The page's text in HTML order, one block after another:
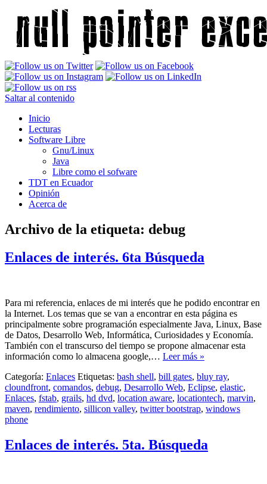
Saltar al contenido
Inicio
Lecturas
Software Libre
Gnu/Linux
Java
Libre como el sofware
TDT en Ecuador
Opinión
Acerca de
Archivo de la etiqueta: debug
Enlaces de interés. 6ta Búsqueda
Para mi referencia, enlaces de mi interés que he podido encontrar en
la Internet. Los temas que se van a encontrar en esta página es
principalmente sobre programación especialmente Java, Linux, Base
de Datos, Desarrollo Web, Informática, Curiosidades y Economía.
También con el transcurso del tiempo se propone almacenar esta
información como lo almacena google,… Leer más »
Categoría: Enlaces Etiquetas: bash shell, bill gates, bluy ray,
cloundfront, comandos, debug, Desarrollo Web, Eclipse, elastic,
Enlaces, fstab, grails, hd dvd, location aware, locationtech, marvin,
maven, rendimiento, sillicon valley, twitter bootstrap, windows
phone
Enlaces de interés. 5ta. Búsqueda